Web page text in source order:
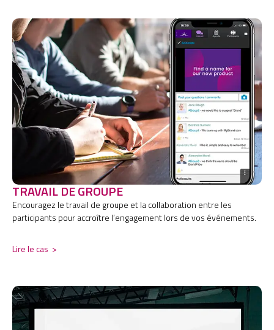
TRAVAIL DE GROUPE
Encouragez le travail de groupe et la collaboration entre les
participants pour accroître l’engagement lors de vos événements.
Lire le cas >